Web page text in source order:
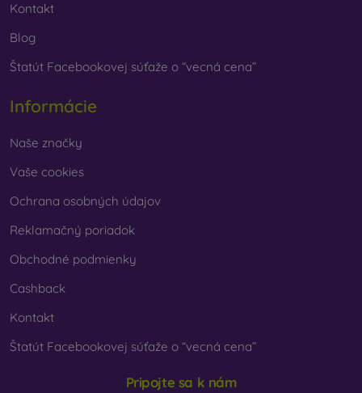
Kontakt
Blog
Štatút Facebookovej súťaže o “vecná cena”
Informácie
Naše značky
Vaše cookies
Ochrana osobných údajov
Reklamačný poriadok
Obchodné podmienky
Cashback
Kontakt
Štatút Facebookovej súťaže o “vecná cena”
Pripojte sa k nám